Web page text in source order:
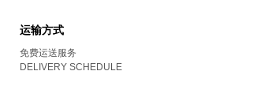
运输方式
免费运送服务
DELIVERY SCHEDULE